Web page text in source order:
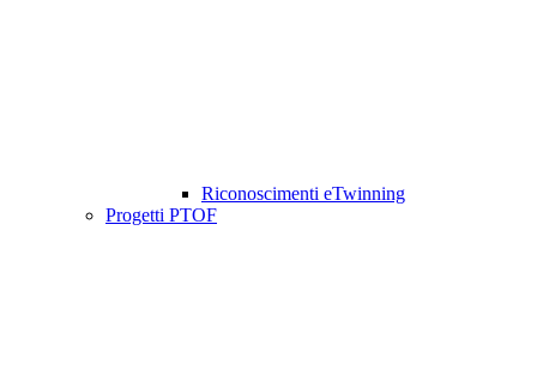
Riconoscimenti eTwinning
Progetti PTOF